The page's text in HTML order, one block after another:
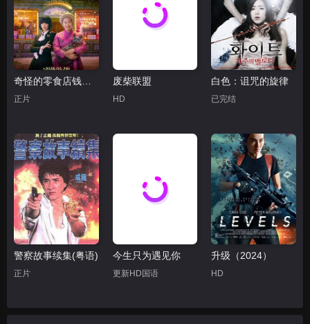
奇怪的零食店钱天堂
正片
废柴联盟
HD
白色：诅咒的旋律
已完结
警察故事续集(粤语)
正片
今生只为遇见你
更新HD国语
升级（2024）
HD